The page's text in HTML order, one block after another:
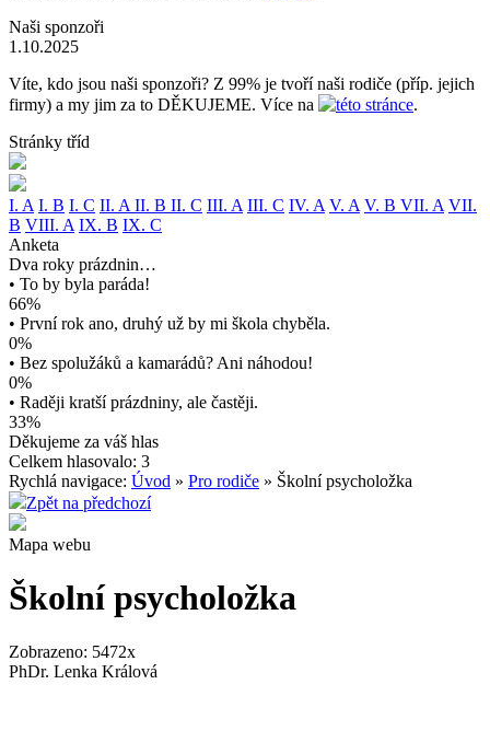
Naši sponzoři
1.10.2025
Víte, kdo jsou naši sponzoři? Z 99% je tvoří naši rodiče (příp. jejich
firmy) a my jim za to DĚKUJEME. Více na
této stránce.
Stránky tříd
I. A I. B I. C II. A II. B II. C III. A III. C IV. A V. A V. B VII. A VII.
B VIII. A IX. B IX. C
Anketa
Dva roky prázdnin…
• To by byla paráda!
66%
• První rok ano, druhý už by mi škola chyběla.
0%
• Bez spolužáků a kamarádů? Ani náhodou!
0%
• Raději kratší prázdniny, ale častěji.
33%
Děkujeme za váš hlas
Celkem hlasovalo: 3
Rychlá navigace: Úvod » Pro rodiče » Školní psycholožka
Zpět na předchozí
Mapa webu
Školní psycholožka
Zobrazeno: 5472x
PhDr. Lenka Králová